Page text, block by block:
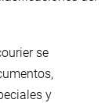
se
y